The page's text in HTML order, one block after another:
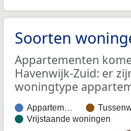
Soorten
Appartementen
Havenwijk-Zuid: er
woningtype
Appartem…
Vrijstaande woningen